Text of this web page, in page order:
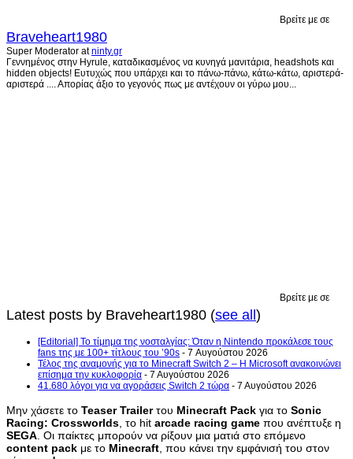
Βρείτε με σε
Braveheart1980
Super Moderator atninty.gr
Γεννημένος στην Hyrule, καταδικασμένος να κυνηγά μανιτάρια, headshots και
hidden objects! Ευτυχώς που υπάρχει και το πάνω-πάνω, κάτω-κάτω, αριστερά-
αριστερά .... Απορίας άξιο το γεγονός πως με αντέχουν οι γύρω μου...
Βρείτε με σε
Latest posts by Braveheart1980 (see all)
[Editorial] Το τίμημα της νοσταλγίας: Όταν η Nintendo προκάλεσε τους
fans της με 100+ τίτλους του ’90s - 7 Αυγούστου 2026
Τέλος της αναμονής για το Minecraft Switch 2 – Η Microsoft ανακοινώνει
επίσημα την κυκλοφορία - 7 Αυγούστου 2026
41.680 λόγοι για να αγοράσεις Switch 2 τώρα - 7 Αυγούστου 2026
Μην χάσετε το Teaser Trailerτου Minecraft Pack για το Sonic
Racing: Crossworlds , το hit arcade racing game που ανέπτυξε η
SEGA . Οι παίκτες μπορούν να ρίξουν μια ματιά στο επόμενο
content pack με το Minecraft , που κάνει την εμφάνισή του στον